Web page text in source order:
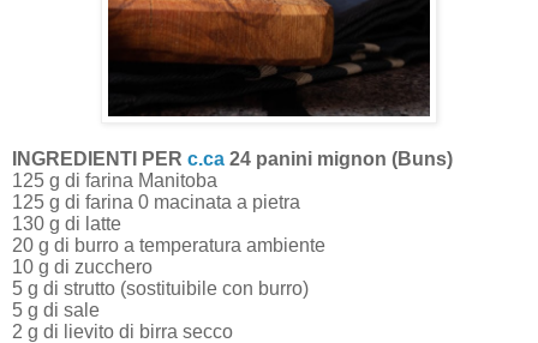
INGREDIENTI PER c.ca 24 panini mignon (Buns)
125 g di farina Manitoba
125 g di farina 0 macinata a pietra
130 g di latte
20 g di burro a temperatura ambiente
10 g di zucchero
5 g di strutto (sostituibile con burro)
5 g di sale
2 g di lievito di birra secco